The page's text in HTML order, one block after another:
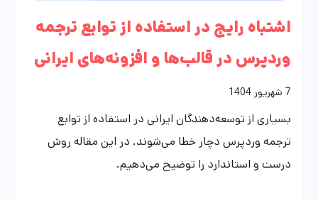
اشتباه رایج در استفاده از توابع ترجمه
وردپرس در قالب‌ها و افزونه‌های ایرانی
7 شهریور 1404
بسیاری از توسعه‌دهندگان ایرانی در استفاده از توابع
ترجمه وردپرس دچار خطا می‌شوند. در این مقاله روش
درست و استاندارد را توضیح می‌دهیم.